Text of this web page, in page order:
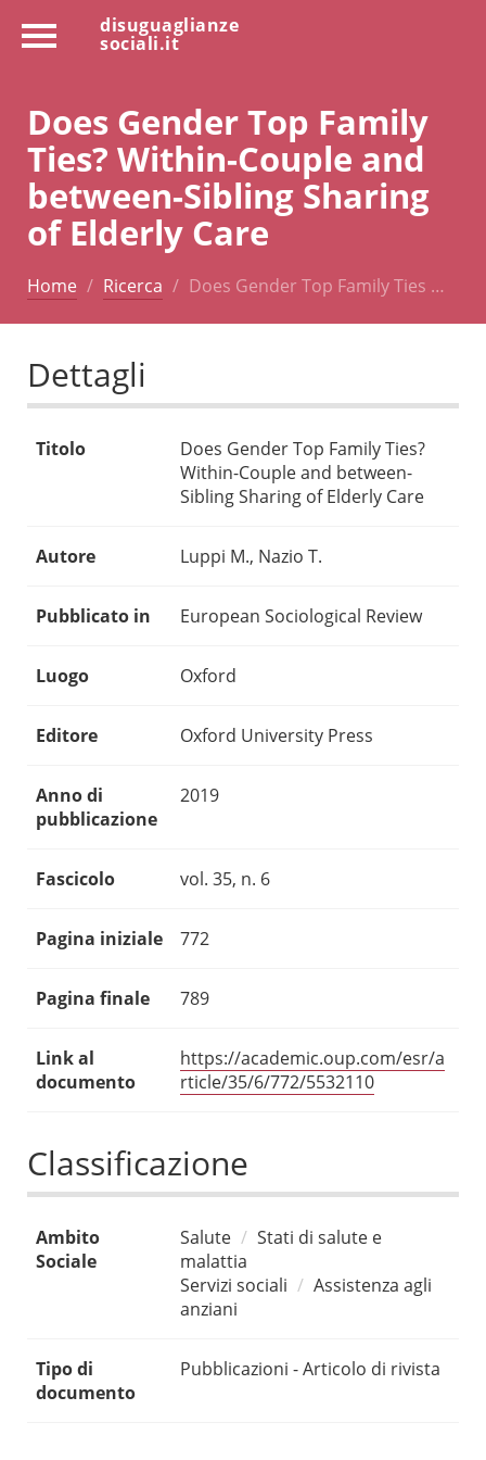
disuguaglianze
sociali.it
Does Gender Top Family
Ties? Within-Couple and
between-Sibling Sharing
of Elderly Care
Home Ricerca Does Gender Top Family Ties …
Dettagli
Titolo
Does Gender Top Family Ties?
Within-Couple and between-
Sibling Sharing of Elderly Care
Autore Luppi M., Nazio T.
Pubblicato in European Sociological Review
Luogo Oxford
Editore Oxford University Press
Anno di
pubblicazione
2019
Fascicolo vol. 35, n. 6
Pagina iniziale 772
Pagina finale 789
Link al
documento
https://academic.oup.com/esr/a
rticle/35/6/772/5532110
Classificazione
Ambito
Sociale
Salute
Stati di salute e
malattia
Servizi sociali
Assistenza agli
anziani
Tipo di
documento
Pubblicazioni - Articolo di rivista